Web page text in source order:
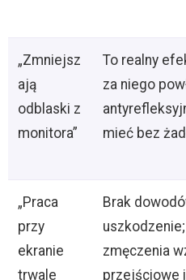
„Zmniejsz
ają
odblaski z
monitora”
To realny
za niego
mieć bez
„Praca
przy
ekranie
trwale
Brak
zmęczenia
przejściowe